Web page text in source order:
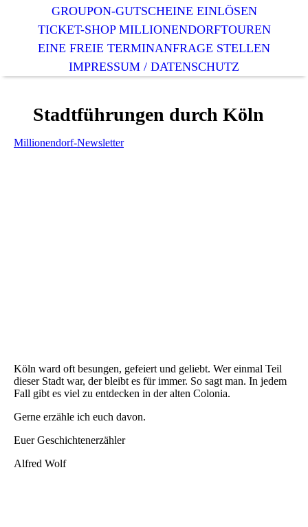
GROUPON-GUTSCHEINE EINLÖSEN
TICKET-SHOP MILLIONENDORFTOUREN
EINE FREIE TERMINANFRAGE STELLEN
IMPRESSUM / DATENSCHUTZ
Stadtführungen durch Köln
Millionendorf-Newsletter
Köln ward oft besungen, gefeiert und geliebt. Wer einmal Teil
dieser Stadt war, der bleibt es für immer. So sagt man. In jedem
Fall gibt es viel zu entdecken in der alten Colonia.
Gerne erzähle ich euch davon.
Euer Geschichtenerzähler
Alfred Wolf